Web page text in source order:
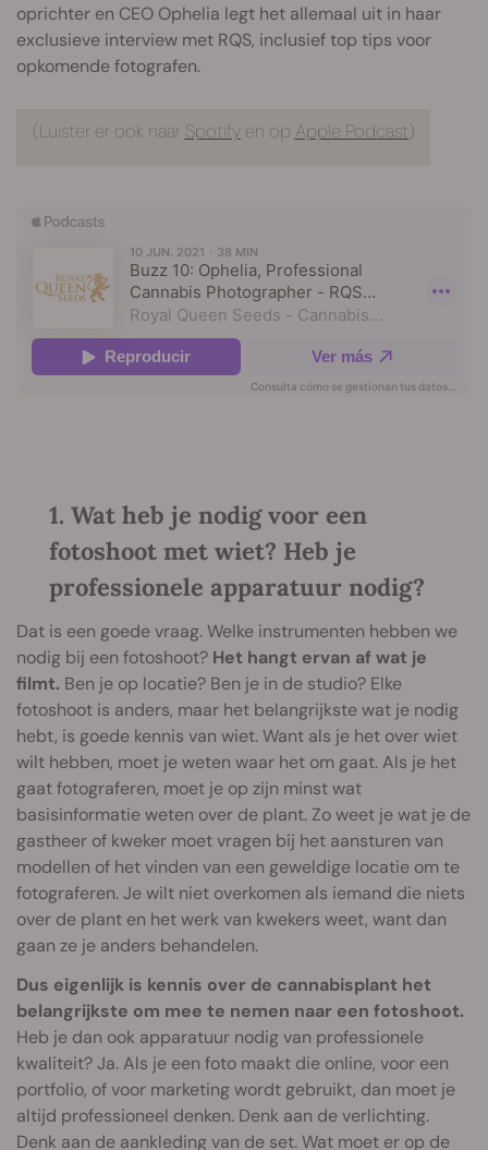
oprichter en CEO Ophelia legt het allemaal uit in haar
exclusieve interview met RQS, inclusief top tips voor
opkomende fotografen.
(Luister er ook naar Spotifyen op Apple Podcast)
1. Wat heb je nodig voor een
fotoshoot met wiet? Heb je
professionele apparatuur nodig?
Dat is een goede vraag. Welke instrumenten hebben we
nodig bij een fotoshoot? Het hangt ervan af wat je
filmt. Ben je op locatie? Ben je in de studio? Elke
fotoshoot is anders, maar het belangrijkste wat je nodig
hebt, is goede kennis van wiet. Want als je het over wiet
wilt hebben, moet je weten waar het om gaat. Als je het
gaat fotograferen, moet je op zijn minst wat
basisinformatie weten over de plant. Zo weet je wat je de
gastheer of kweker moet vragen bij het aansturen van
modellen of het vinden van een geweldige locatie om te
fotograferen. Je wilt niet overkomen als iemand die niets
over de plant en het werk van kwekers weet, want dan
gaan ze je anders behandelen.
Dus eigenlijk is kennis over de cannabisplant het
belangrijkste om mee te nemen naar een fotoshoot.
Heb je dan ook apparatuur nodig van professionele
kwaliteit? Ja. Als je een foto maakt die online, voor een
portfolio, of voor marketing wordt gebruikt, dan moet je
altijd professioneel denken. Denk aan de verlichting.
Denk aan de aankleding van de set. Wat moet er op de